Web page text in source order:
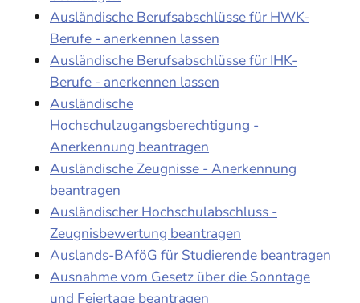
Ausländische Berufsabschlüsse für HWK-
Berufe - anerkennen lassen
Ausländische Berufsabschlüsse für IHK-
Berufe - anerkennen lassen
Ausländische
Hochschulzugangsberechtigung -
Anerkennung beantragen
Ausländische Zeugnisse - Anerkennung
beantragen
Ausländischer Hochschulabschluss -
Zeugnisbewertung beantragen
Auslands-BAföG für Studierende beantragen
Ausnahme vom Gesetz über die Sonntage
und Feiertage beantragen